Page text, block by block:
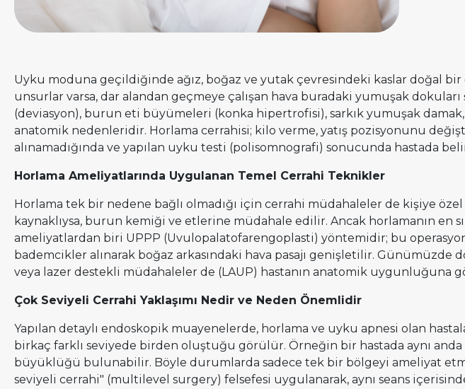
Uyku moduna geçildiğinde ağız, boğaz ve yutak çevresindeki kaslar doğal
unsurlar varsa, dar alandan geçmeye çalışan hava buradaki yumuşak
(deviasyon), burun eti büyümeleri (konka hipertrofisi), sarkık yumuşak
anatomik nedenleridir. Horlama cerrahisi; kilo verme, yatış pozisyonunu
alınamadığında ve yapılan uyku testi (polisomnografi) sonucunda hastada
Horlama Ameliyatlarında Uygulanan Temel Cerrahi Teknikler
Horlama tek bir nedene bağlı olmadığı için cerrahi müdahaleler de kişiye özel
kaynaklıysa, burun kemiği ve etlerine müdahale edilir. Ancak horlamanın en
ameliyatlardan biri UPPP (Uvulopalatofarengoplasti) yöntemidir; bu
bademcikler alınarak boğaz arkasındaki hava pasajı genişletilir.
veya lazer destekli müdahaleler de (LAUP) hastanın anatomik uygunluğuna
Çok Seviyeli Cerrahi Yaklaşımı Nedir ve Neden Önemlidir
Yapılan detaylı endoskopik muayenelerde, horlama ve uyku apnesi olan
birkaç farklı seviyede birden oluştuğu görülür. Örneğin bir hastada aynı
büyüklüğü bulunabilir. Böyle durumlarda sadece tek bir bölgeyi ameliyat
seviyeli cerrahi" (multilevel surgery) felsefesi uygulanarak, aynı seans